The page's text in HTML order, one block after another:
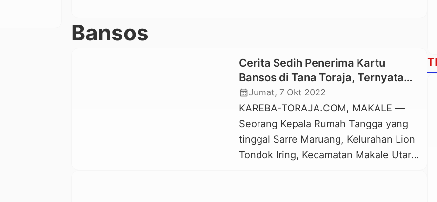
Bansos
Cerita Sedih Penerima Kartu
Bansos di Tana Toraja, Ternyata
Isinya Kosong
calendar_monthJumat, 7 Okt 2022
KAREBA-TORAJA.COM, MAKALE —
Seorang Kepala Rumah Tangga yang
tinggal Sarre Maruang, Kelurahan Lion
Tondok Iring, Kecamatan Makale Utara,